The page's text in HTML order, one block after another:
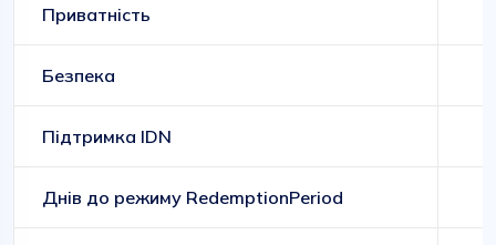
Приватність
Безпека
Підтримка IDN
Днів до режиму RedemptionPeriod